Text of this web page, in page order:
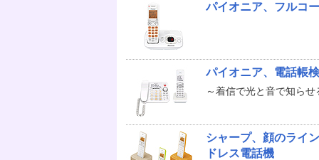
パイオニア、フルコ
パイオニア、電話帳
～着信で光と音で知ら
シャープ、顔のライ
ドレス電話機